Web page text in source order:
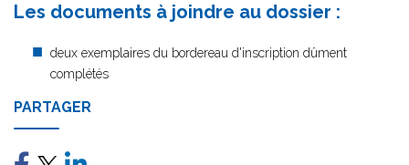
Les documents à joindre au dossier :
deux exemplaires du bordereau d'inscription dûment
complétés
PARTAGER